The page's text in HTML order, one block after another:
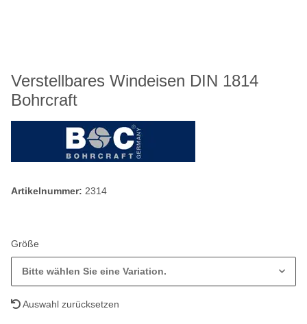
Verstellbares Windeisen DIN 1814
Bohrcraft
Artikelnummer: 2314
Größe
Bitte wählen Sie eine Variation.
Auswahl zurücksetzen